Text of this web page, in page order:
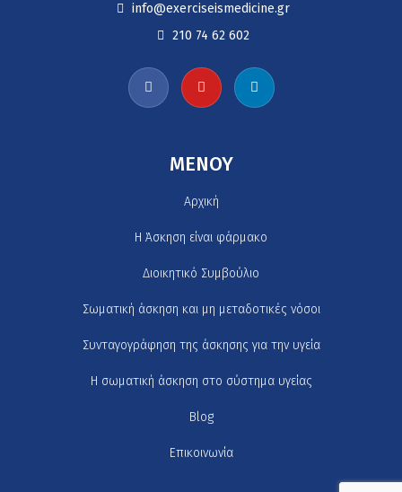
info@exerciseismedicine.gr
210 74 62 602
MENOY
Αρχική
H Άσκηση είναι φάρμακο
Διοικητικό Συμβούλιο
Σωματική άσκηση και μη μεταδοτικές νόσοι
Συνταγογράφηση της άσκησης για την υγεία
Η σωματική άσκηση στο σύστημα υγείας
Blog
Επικοινωνία